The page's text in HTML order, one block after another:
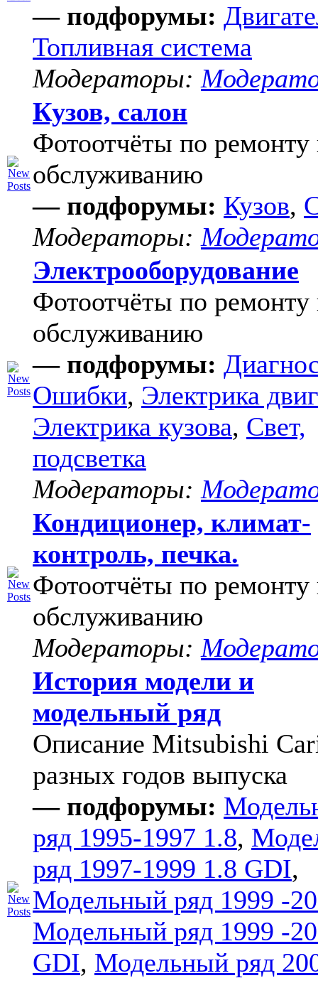
— подфорумы:
Топливная система
Модераторы:
Кузов, салон
Фотоотчёты по ремонту
обслуживанию
— подфорумы: Кузов,
Модераторы:
Электрооборудование
Фотоотчёты по ремонту
обслуживанию
— подфорумы:
Ошибки, Электрика
Электрика кузова, Свет,
подсветка
Модераторы:
Кондиционер, климат-
контроль, печка.
Фотоотчёты по ремонту
обслуживанию
Модераторы:
История модели и
модельный ряд
Описание Mitsubishi
разных годов выпуска
— подфорумы:
ряд 1995-1997 1.8,
ряд 1997-1999 1.8 GDI,
Модельный ряд 1999 -
Модельный ряд 1999 -
GDI, Модельный ряд